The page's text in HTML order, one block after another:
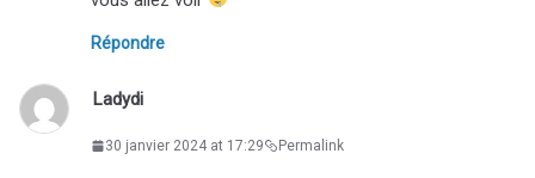
Répondre
Ladydi
30 janvier 2024 at 17:29 Permalink